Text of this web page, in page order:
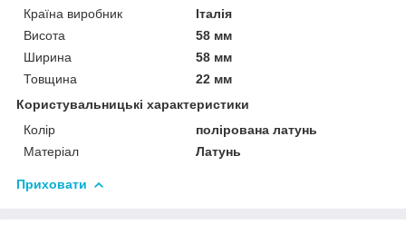
Країна виробник
Італія
Висота
58 мм
Ширина
58 мм
Товщина
22 мм
Користувальницькі характеристики
Колір
полірована латунь
Матеріал
Латунь
Приховати